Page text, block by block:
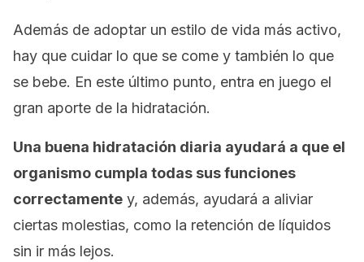
Además de adoptar un estilo de vida más activo,
hay que cuidar lo que se come y también lo que
se bebe. En este último punto, entra en juego el
gran aporte de la hidratación.
Una buena hidratación diaria ayudará a que el
organismo cumpla todas sus funciones
correctamente y, además, ayudará a aliviar
ciertas molestias, como la retención de líquidos
sin ir más lejos.